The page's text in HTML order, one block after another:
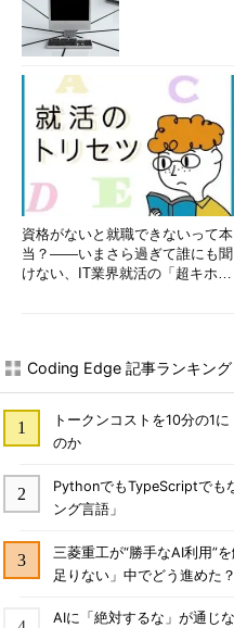
資格がないと就職できないって本
当？――いまさら過ぎて誰にも聞
けない、IT業界就活の「超キホ
Coding Edge 記事ランキング
トークンコストを10分の1
のか
PythonでもTypeScriptでも
ング言語」
三菱重工が“勝手なAI利用”
足りない」中でどう進めた？
AIに「絶対するな」が通じ